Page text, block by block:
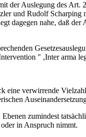
der Auslegung des
und Rudolf
dagegen nahe, daß
" ,Inter arma
eine verwirrende
zumindest
in Anspruch nimmt.